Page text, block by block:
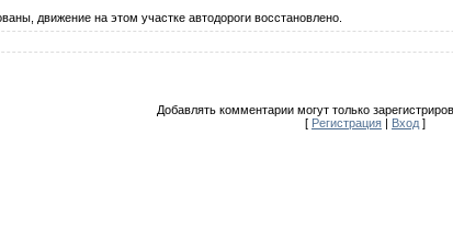
движение на этом участке автодороги восстановлено.
Добавлять комментарии могут только
[ Регистрация| Вход]